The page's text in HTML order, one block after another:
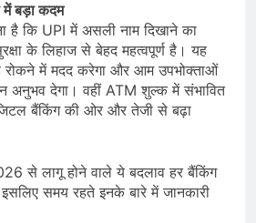
में बड़ा कदम
है कि UPI में असली नाम दिखाने का
के लिहाज से बेहद महत्वपूर्ण है। यह
रोकने में मदद करेगा और आम उपभोक्ताओं
अनुभव देगा। वहीं ATM शुल्क में संभावित
बैंकिंग की ओर और तेजी से बढ़ा
से लागू होने वाले ये बदलाव हर बैंकिंग
समय रहते इनके बारे में जानकारी